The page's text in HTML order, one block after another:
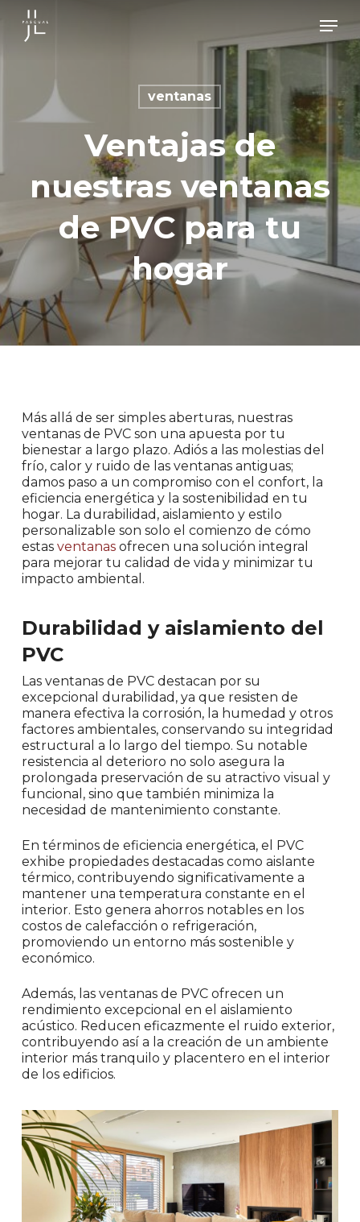
main
Menu
ventanas
Ventajas de
nuestras ventanas
de PVC para tu
hogar
Más allá de ser simples aberturas, nuestras
ventanas de PVC son una apuesta por tu
bienestar a largo plazo. Adiós a las molestias del
frío, calor y ruido de las ventanas antiguas;
damos paso a un compromiso con el confort, la
eficiencia energética y la sostenibilidad en tu
hogar. La durabilidad, aislamiento y estilo
personalizable son solo el comienzo de cómo
estas ventanasofrecen una solución integral
para mejorar tu calidad de vida y minimizar tu
impacto ambiental.
Durabilidad y aislamiento del
PVC
Las ventanas de PVC destacan por su
excepcional durabilidad, ya que resisten de
manera efectiva la corrosión, la humedad y otros
factores ambientales, conservando su integridad
estructural a lo largo del tiempo. Su notable
resistencia al deterioro no solo asegura la
prolongada preservación de su atractivo visual y
funcional, sino que también minimiza la
necesidad de mantenimiento constante.
En términos de eficiencia energética, el PVC
exhibe propiedades destacadas como aislante
térmico, contribuyendo significativamente a
mantener una temperatura constante en el
interior. Esto genera ahorros notables en los
costos de calefacción o refrigeración,
promoviendo un entorno más sostenible y
económico.
Además, las ventanas de PVC ofrecen un
rendimiento excepcional en el aislamiento
acústico. Reducen eficazmente el ruido exterior,
contribuyendo así a la creación de un ambiente
interior más tranquilo y placentero en el interior
de los edificios.